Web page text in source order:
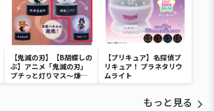
【鬼滅の刃】【B胡蝶しの
ぶ】アニメ「鬼滅の刃」
プチっと灯りマス～煉獄
杏寿郎・胡蝶しのぶ～
【プリキュア】名探偵プ
リキュア！ プラネタリウ
ムライト
もっと見る